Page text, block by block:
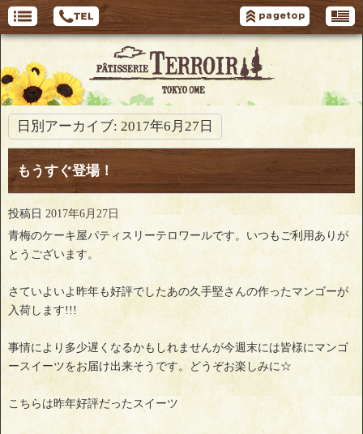
日別アーカイブ: 2017年6月27日
もうすぐ登場！
投稿日 2017年6月27日
青梅のケーキ屋パティスリーテロワールです。いつもご利用ありが
とうございます。
さていよいよ昨年も好評でしたあの久手堅さんの作ったマンゴーが
入荷します!!!
事情により多少遅くなるかもしれませんが今週末には皆様にマンゴ
ースイーツをお届け出来そうです。どうぞお楽しみに☆
こちらは昨年好評だったスイーツ